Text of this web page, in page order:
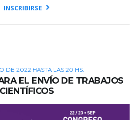
INSCRIBIRSE
DE 2022 HASTA LAS 20 HS.
EL ENVÍO DE TRABAJOS
CIENTÍFICOS